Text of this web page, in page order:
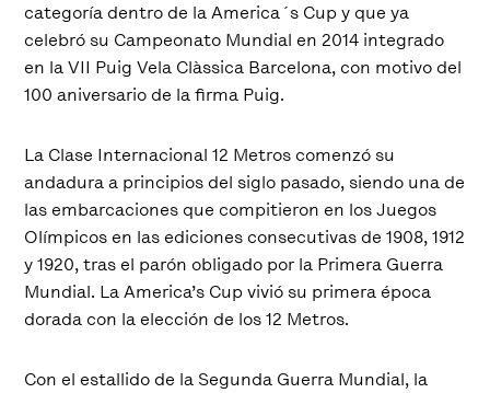
categoría dentro de la America´s Cup y que ya
celebró su Campeonato Mundial en 2014 integrado
en la VII Puig Vela Clàssica Barcelona, con motivo del
100 aniversario de la firma Puig.
La Clase Internacional 12 Metros comenzó su
andadura a principios del siglo pasado, siendo una de
las embarcaciones que compitieron en los Juegos
Olímpicos en las ediciones consecutivas de 1908, 1912
y 1920, tras el parón obligado por la Primera Guerra
Mundial. La America’s Cup vivió su primera época
dorada con la elección de los 12 Metros.
Con el estallido de la Segunda Guerra Mundial, la